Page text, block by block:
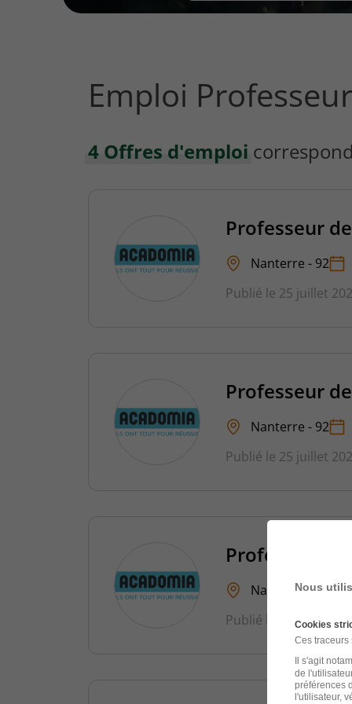
vous
Emploi
4 Offres d'emploi
Professeur
Nanterre - 92
Publié le 25 juillet
Professeur
Nanterre - 92
Publié le 25 juillet
Professeur
Nanterre - 92
Publié le 24 juillet
Nous
Cookies
Ces traceurs
Il s'agit
de
préférences
l'utilisateur,